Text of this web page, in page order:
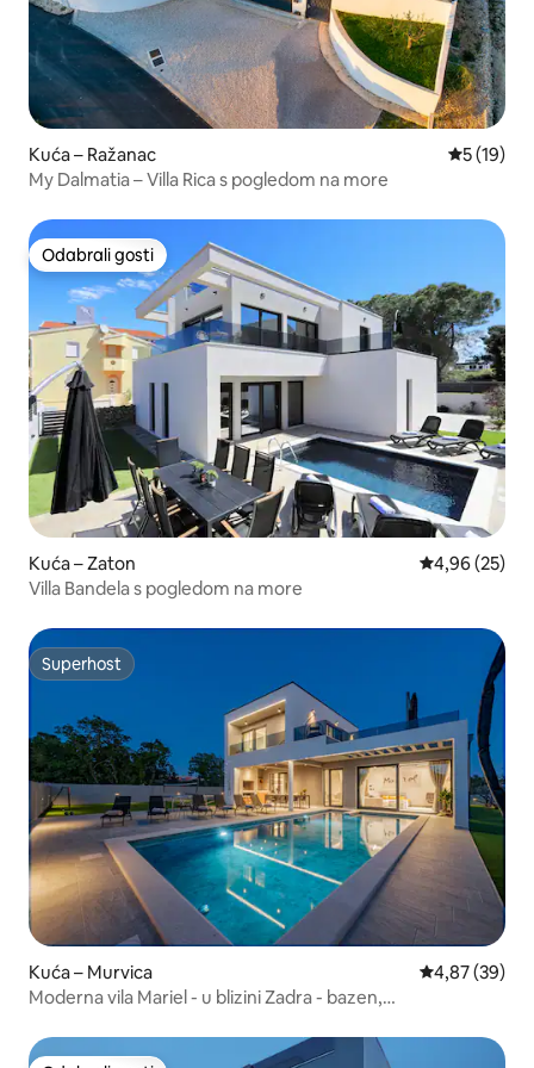
Kuća – Ražanac Prosječna
5 (19)
My Dalmatia – Villa Rica s pogledom na more
Odabrali gosti
Odabrali gosti
Kuća – Zaton Prosječna
4,96 (25)
Villa Bandela s pogledom na more
Superhost
Superhost
Kuća – Murvica Prosječna
4,87 (39)
Moderna vila Mariel - u blizini Zadra - bazen,